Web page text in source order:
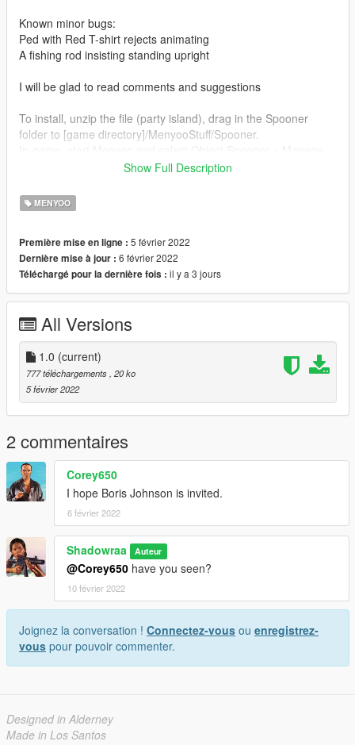
Known minor bugs:
Ped with Red T-shirt rejects animating
A fishing rod insisting standing upright
I will be glad to read comments and suggestions
To install, unzip the file (party island), drag in the Spooner
folder to [game directory]/MenyooStuff/Spooner.
Saved Files > party island > Load Placements.
If you enjoy the island, check me out on youtube for the
machinima series, at
w
If you use map in a video, I'd appreciate a mention and link
back to my youtube channel and Instagram virtualmovies. I will
Show Full Description
MENYOO
Première mise en ligne : 5 février 2022
Dernière mise à jour : 6 février 2022
Téléchargé pour la dernière fois : il y a 3 jours
All Versions
1.0 (current)
777 téléchargements , 20 ko
5 février 2022
2 commentaires
Corey650
I hope Boris Johnson is invited.
6 février 2022
Shadowraa Auteur
@Corey650 have you seen?
10 février 2022
Joignez la conversation ! Connectez-vous ou enregistrez-
vous pour pouvoir commenter.
Designed in Alderney
Made in Los Santos